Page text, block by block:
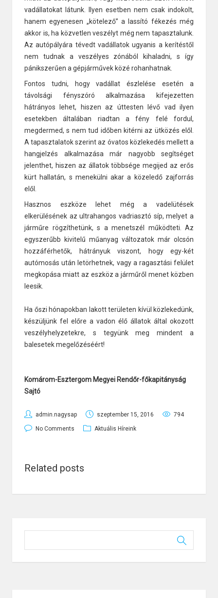
vadállatokat látunk. Ilyen esetben nem csak indokolt,
hanem egyenesen „kötelező” a lassító fékezés még
akkor is, ha közvetlen veszélyt még nem tapasztalunk.
Az autópályára tévedt vadállatok ugyanis a kerítéstől
nem tudnak a veszélyes zónából kihaladni, s így
pánikszerűen a gépjárművek közé rohanhatnak.
Fontos tudni, hogy vadállat észlelése esetén a
távolsági fényszóró alkalmazása kifejezetten
hátrányos lehet, hiszen az úttesten lévő vad ilyen
esetekben általában riadtan a fény felé fordul,
megdermed, s nem tud időben kitérni az ütközés elől.
A tapasztalatok szerint az óvatos közlekedés mellett a
hangjelzés alkalmazása már nagyobb segítséget
jelenthet, hiszen az állatok többsége megijed az erős
kürt hallatán, s menekülni akar a közeledő zajforrás
elől.
Hasznos eszköze lehet még a vadelütések
elkerülésének az ultrahangos vadriasztó síp, melyet a
járműre rögzíthetünk, s a menetszél működteti. Az
egyszerűbb kivitelű műanyag változatok már olcsón
hozzáférhetők, hátrányuk viszont, hogy egy-két
autómosás után letörhetnek, vagy a ragasztási felület
megkopása miatt az eszköz a járműről menet közben
leesik.
Ha őszi hónapokban lakott területen kívül közlekedünk,
készüljünk fel előre a vadon élő állatok által okozott
veszélyhelyzetekre, s tegyünk meg mindent a
balesetek megelőzéséért!
Komárom-Esztergom Megyei Rendőr-főkapitányság
Sajtó
admin.nagysap szeptember 15, 2016 794
No Comments Aktuális Híreink
Related posts